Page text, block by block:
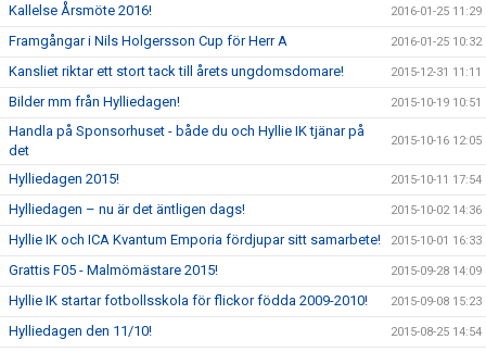
Kallelse Årsmöte 2016! 2016-01-25 11:29
Framgångar i Nils Holgersson Cup för Herr A 2016-01-25 10:32
Kansliet riktar ett stort tack till årets ungdomsdomare! 2015-12-31 11:11
Bilder mm från Hylliedagen! 2015-10-19 10:51
Handla på Sponsorhuset - både du och Hyllie IK tjänar på
det
2015-10-16 12:05
Hylliedagen 2015! 2015-10-11 17:54
Hylliedagen – nu är det äntligen dags! 2015-10-02 14:36
Hyllie IK och ICA Kvantum Emporia fördjupar sitt samarbete! 2015-10-01 16:33
Grattis F05 - Malmömästare 2015! 2015-09-28 14:09
Hyllie IK startar fotbollsskola för flickor födda 2009-2010! 2015-09-08 15:23
Hylliedagen den 11/10! 2015-08-25 14:54